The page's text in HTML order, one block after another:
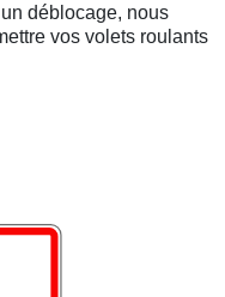
déblocage, nous
vos volets roulants